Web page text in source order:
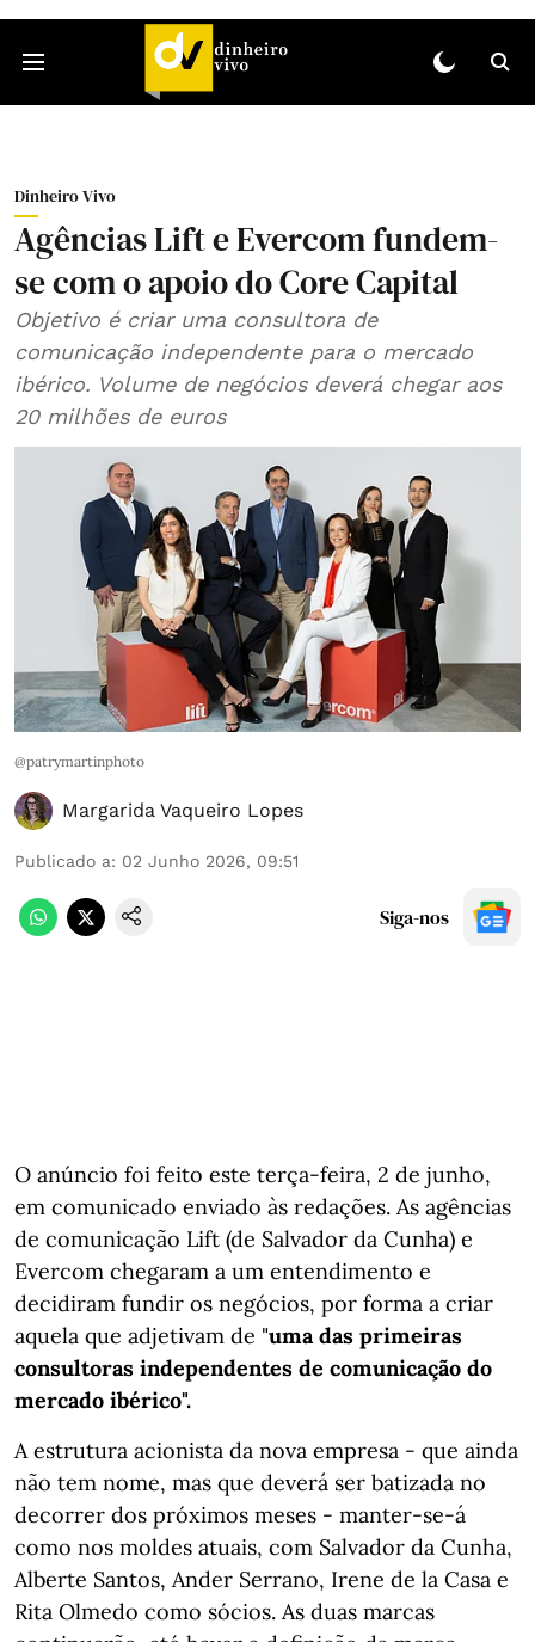
Dinheiro Vivo
Agências Lift e Evercom fundem-
se com o apoio do Core Capital
Objetivo é criar uma consultora de
comunicação independente para o mercado
ibérico. Volume de negócios deverá chegar aos
20 milhões de euros
@patrymartinphoto
Margarida Vaqueiro Lopes
Publicado a: 02 Junho 2026, 09:51
Siga-nos
O anúncio foi feito este terça-feira, 2 de junho,
em comunicado enviado às redações. As agências
de comunicação Lift (de Salvador da Cunha) e
Evercom chegaram a um entendimento e
decidiram fundir os negócios, por forma a criar
aquela que adjetivam de "uma das primeiras
consultoras independentes de comunicação do
mercado ibérico".
A estrutura acionista da nova empresa - que ainda
não tem nome, mas que deverá ser batizada no
decorrer dos próximos meses - manter-se-á
como nos moldes atuais, com Salvador da Cunha,
Alberte Santos, Ander Serrano, Irene de la Casa e
Rita Olmedo como sócios. As duas marcas